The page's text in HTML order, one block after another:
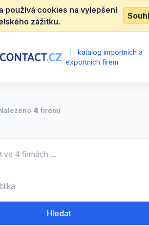
používá cookies na vylepšení
zážitku.
katalog importních a
exportních firem
4 firem)
Hledat